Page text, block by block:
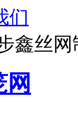
们
鑫丝